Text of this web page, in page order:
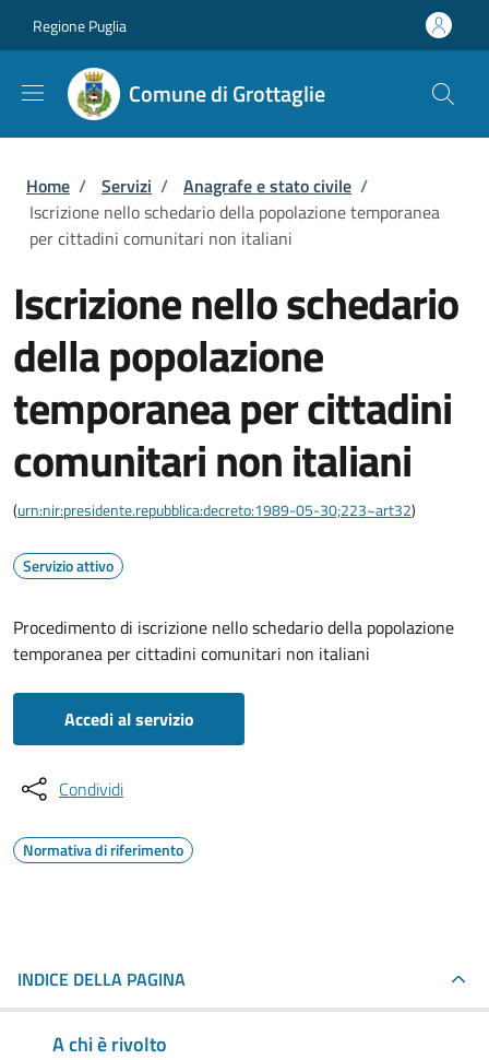
Regione Puglia
Comune di Grottaglie
Briciole di pane
Home / Servizi / Anagrafe e stato civile /
Iscrizione nello schedario della popolazione temporanea
per cittadini comunitari non italiani
Iscrizione nello schedario
della popolazione
temporanea per cittadini
comunitari non italiani
(urn:nir:presidente.repubblica:decreto:1989-05-30;223~art32)
Servizio attivo
Procedimento di iscrizione nello schedario della popolazione
temporanea per cittadini comunitari non italiani
Accedi al servizio
Condividi
Normativa di riferimento
INDICE DELLA PAGINA
A chi è rivolto